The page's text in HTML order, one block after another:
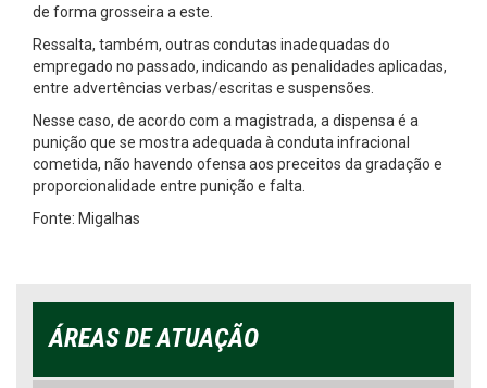
de forma grosseira a este.
Ressalta, também, outras condutas inadequadas do
empregado no passado, indicando as penalidades aplicadas,
entre advertências verbas/escritas e suspensões.
Nesse caso, de acordo com a magistrada, a dispensa é a
punição que se mostra adequada à conduta infracional
cometida, não havendo ofensa aos preceitos da gradação e
proporcionalidade entre punição e falta.
Fonte: Migalhas
ÁREAS DE ATUAÇÃO